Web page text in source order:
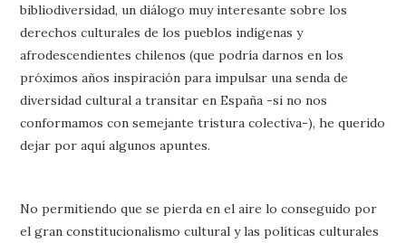
bibliodiversidad, un diálogo muy interesante sobre los
derechos culturales de los pueblos indígenas y
afrodescendientes chilenos (que podría darnos en los
próximos años inspiración para impulsar una senda de
diversidad cultural a transitar en España -si no nos
conformamos con semejante tristura colectiva-), he querido
dejar por aquí algunos apuntes.
No permitiendo que se pierda en el aire lo conseguido por
el gran constitucionalismo cultural y las políticas culturales